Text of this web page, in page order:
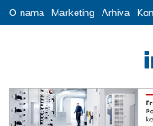
O nama Marketing Arhiva